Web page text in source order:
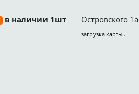
в наличии 1шт Островского 1а
загрузка карты...